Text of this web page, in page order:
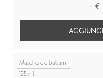
- €
Maschere e balsami
125 ml